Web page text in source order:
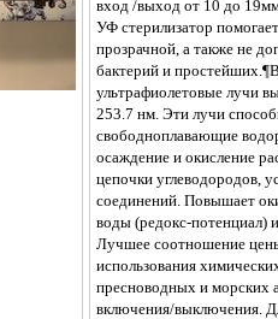
вход /выход от 10 до
УФ стерилизатор
прозрачной, а также не
бактерий и
ультрафиолетовые лучи
253.7 нм. Эти лучи
свободноплавающие
осаждение и окисление
цепочки углеводородов,
соединений. Повышает
воды (редокс-потенциал)
Лучшее соотношение
использования
пресноводных и морских
включения/выключения.